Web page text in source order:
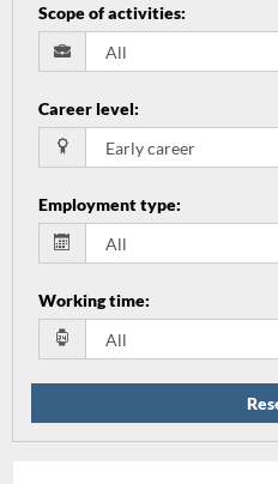
Scope of activities:
Career level:
Employment type:
Working time: